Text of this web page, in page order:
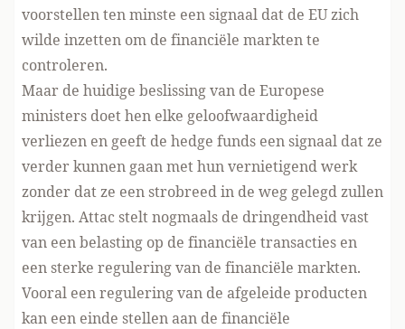
voorstellen ten minste een signaal dat de EU zich
wilde inzetten om de financiële markten te
controleren.
Maar de huidige beslissing van de Europese
ministers doet hen elke geloofwaardigheid
verliezen en geeft de hedge funds een signaal dat ze
verder kunnen gaan met hun vernietigend werk
zonder dat ze een strobreed in de weg gelegd zullen
krijgen. Attac stelt nogmaals de dringendheid vast
van een belasting op de financiële transacties en
een sterke regulering van de financiële markten.
Vooral een regulering van de afgeleide producten
kan een einde stellen aan de financiële